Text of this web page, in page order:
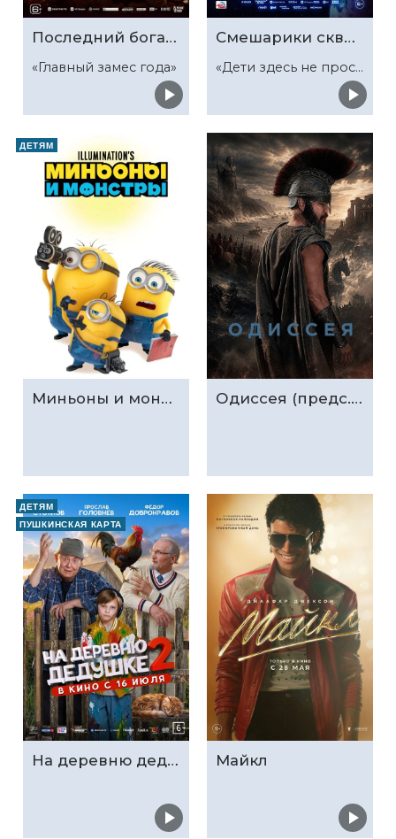
Последний богатырь. Колобок
«Главный замес года»
Смешарики сквозь вселенные
«Дети здесь не просто так»
ДЕТЯМ
Миньоны и монстры (предс.обсл. & Три добрых дела) Одиссея (предс.обсл. & Три добрых дела)
ДЕТЯМ
ПУШКИНСКАЯ КАРТА
На деревню дедушке 2 Майкл